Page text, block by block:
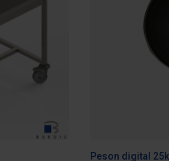
Peson digital